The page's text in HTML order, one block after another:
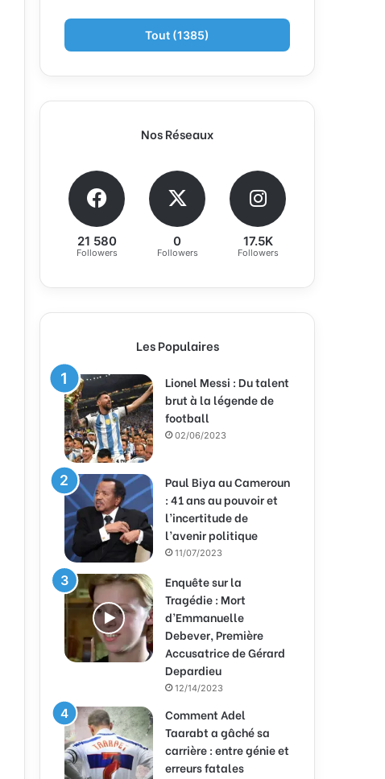
Tout (1385)
Nos Réseaux
21 580
Followers
0
Followers
17.5K
Followers
Les Populaires
Lionel Messi : Du talent
brut à la légende de
football
02/06/2023
Paul Biya au Cameroun
: 41 ans au pouvoir et
l’incertitude de
l’avenir politique
11/07/2023
Enquête sur la
Tragédie : Mort
d’Emmanuelle
Debever, Première
Accusatrice de Gérard
Depardieu
12/14/2023
Comment Adel
Taarabt a gâché sa
carrière : entre génie et
erreurs fatales